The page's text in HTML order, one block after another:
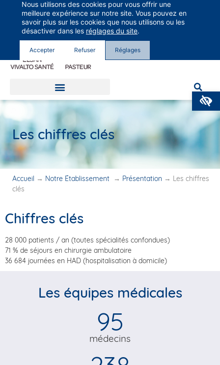
Groupe Vivalto Santé
Entre nous, la vie
Les chiffres clés
Accueil → Notre Établissement → Présentation → Les chiffres
clés
Chiffres clés
28 000 patients / an (toutes spécialités confondues)
71 % de séjours en chirurgie ambulatoire
36 684 journées en HAD (hospitalisation à domicile)
Les équipes médicales
médecins
95
Nous utilisons des cookies pour vous offrir une
meilleure expérience sur notre site. Vous pouvez en
savoir plus sur les cookies que nous utilisons ou les
désactiver dans les réglages du site.
Accepter Refuser Réglages